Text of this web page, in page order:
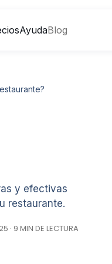
AyudaBlog
y efectivas
restaurante.
· 9 MIN DE LECTURA